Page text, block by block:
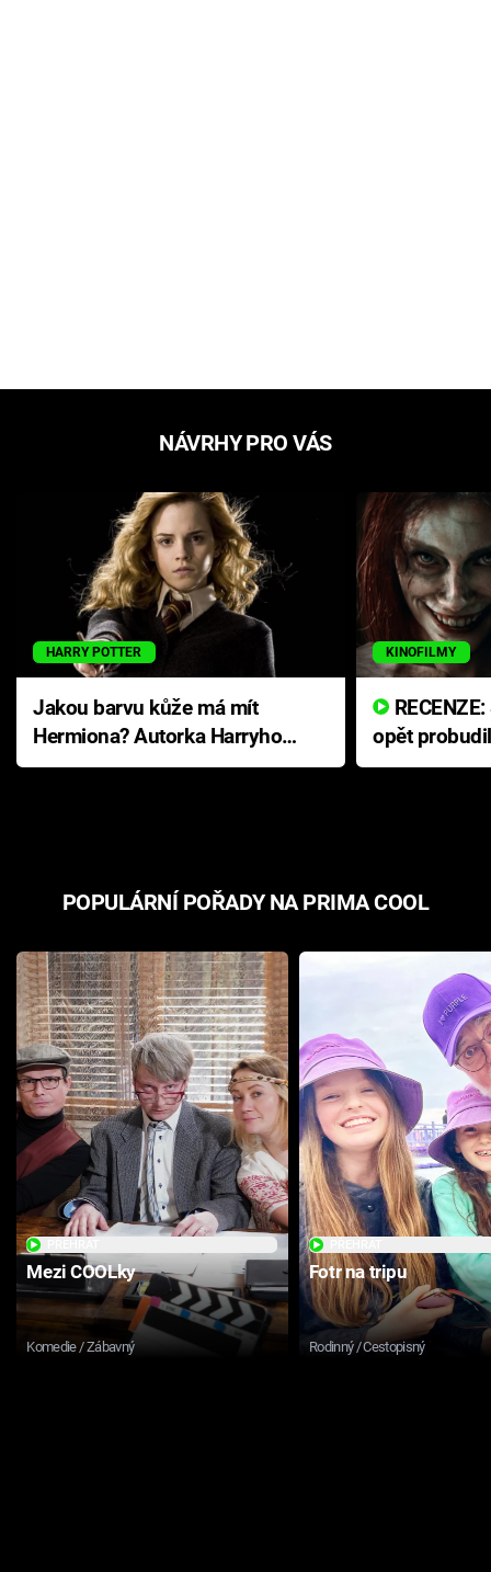
NÁVRHY PRO VÁS
HARRY POTTER
Jakou barvu kůže má mít
Hermiona? Autorka Harryho
Pottera přišla s ráznou
KINOFILMY
opět
přichází s
POPULÁRNÍ POŘADY NA PRIMA COOL
Mezi COOLky
Komedie / Zábavný
Fotr na tripu
Rodinný / Cestopisný